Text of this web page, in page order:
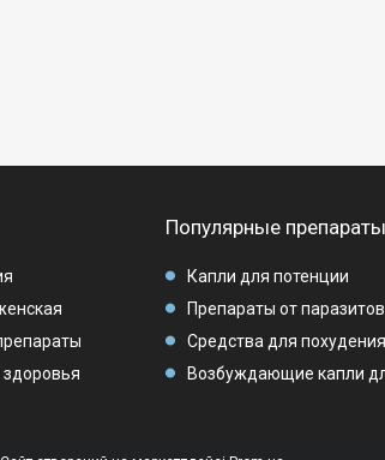
Популярные препараты
Капли для потенции
Препараты от паразитов
Средства для похудения
Возбуждающие капли